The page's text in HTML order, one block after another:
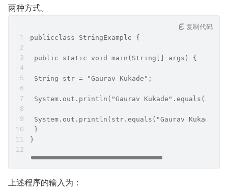
两种方式。
publicclass StringExample {
public static void main(String[] args) {
String str = "Gaurav Kukade";
System.out.println("Gaurav
System.out.println(str.equals("Gaurav
}
}
复制代码
上述程序的输入为：